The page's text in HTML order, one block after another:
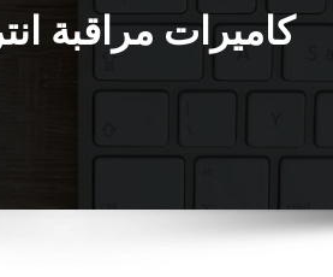
كاميرات مراقبة